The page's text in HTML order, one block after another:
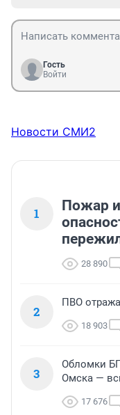
Гость
Войти
Новости СМИ2
1
Пожар
28 890
2
ПВО
18 903
3
Обломки
Омска —
17 676